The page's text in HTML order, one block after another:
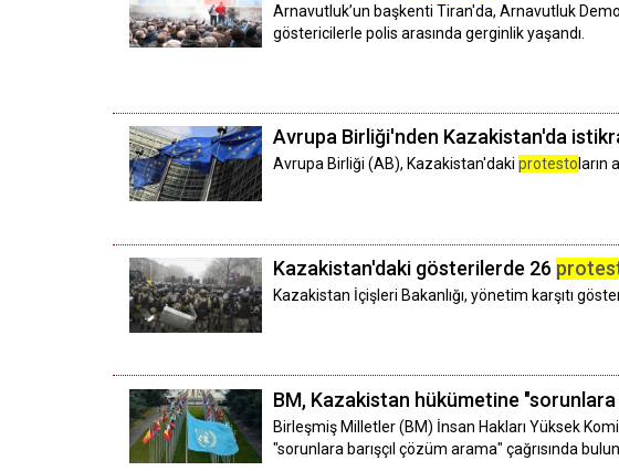
Arnavutluk’un başkenti Tiran'da, Arnavutluk
göstericilerle polis arasında gerginlik yaşandı.
Avrupa Birliği'nden Kazakistan'da
Avrupa Birliği (AB), Kazakistan'daki protesto ların
Kazakistan'daki gösterilerde 26
Kazakistan İçişleri Bakanlığı, yönetim karşıtı
BM, Kazakistan hükümetine "sorunlara
Birleşmiş Milletler (BM) İnsan Hakları Yüksek
"sorunlara barışçıl çözüm arama" çağrısında